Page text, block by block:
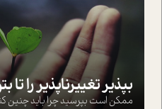
بپذير تغييرناپذير را
ممکن است بپرسيد چرا بايد چنين